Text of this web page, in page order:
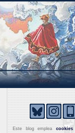
Este blog empleacookies